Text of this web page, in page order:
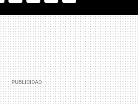
MAIL